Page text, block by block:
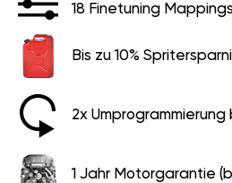
18 Finetuning Mappings
Bis zu 10%
2x
1 Jahr Motorgarantie